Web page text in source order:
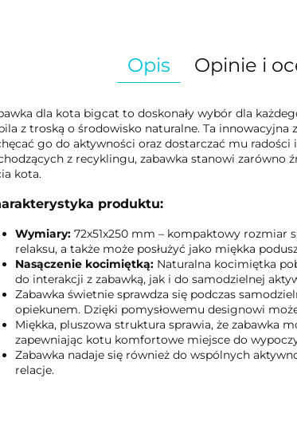
Opis Opinie i
dla kota bigcat to doskonały wybór dla
z troską o środowisko naturalne. Ta innowacyjna
go do aktywności oraz dostarczać mu
z recyklingu, zabawka stanowi zarówno
kota.
produktu:
Wymiary: 72x51x250 mm – kompaktowy rozmiar
relaksu, a także może posłużyć jako miękka
Nasączenie kocimiętką: Naturalna kocimiętka
do interakcji z zabawką, jak i do samodzielnej
Zabawka świetnie sprawdza się podczas
opiekunem. Dzięki pomysłowemu designowi
Miękka, pluszowa struktura sprawia, że zabawka
zapewniając kotu komfortowe miejsce do
Zabawka nadaje się również do wspólnych
relacje.